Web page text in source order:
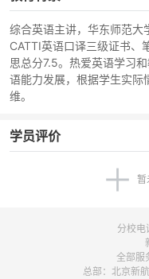
综合英语主讲，华东师范大
CATTI英语口译三级证书、
思总分7.5。热爱英语学习
语能力发展，根据学生实际
维。
学员评价
暂
分校
全部服
总部：北京新